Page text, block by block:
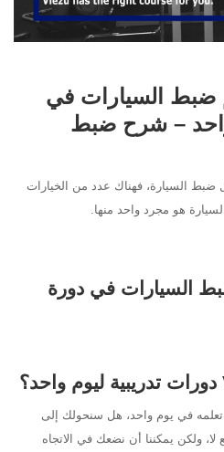
ضبط السيارات في
واحد – شرح ضبط
السيارة، فهناك عدد من الخيارات
هو مجرد واحد منها.
السيارات في دورة
في يوم واحد، هل سنحولك إلى
ولكن يمكننا أن نضعك في الاتجاه